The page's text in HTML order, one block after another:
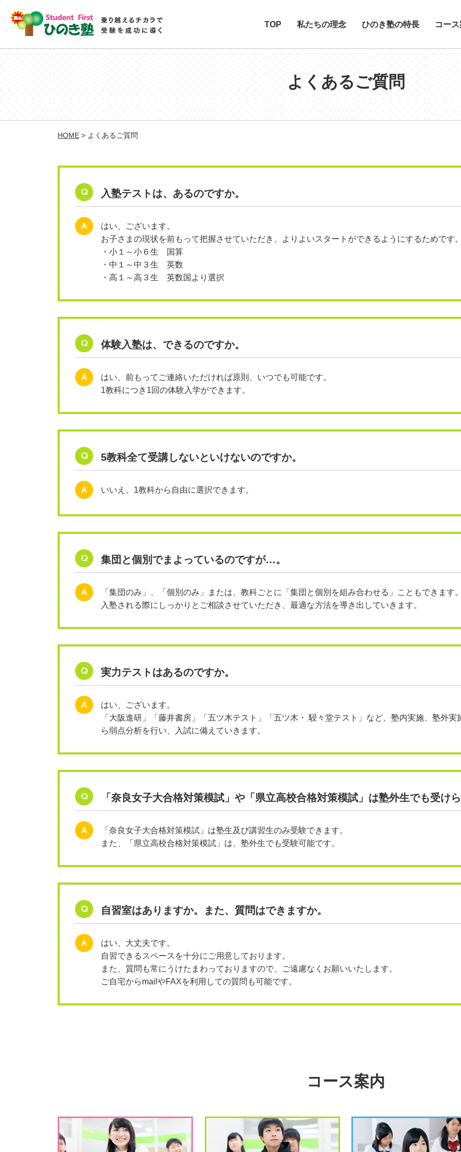
TOP 私たちの理念 ひのき塾の特長 コー
よくあるご質問
HOME > よくあるご質問
Q 入塾テストは、あるのですか。
A
はい、ございます。
お子さまの現状を前もって把握させていただき、よりよいスタートができるようにするためです
・小１～小６生 国算
・中１～中３生 英数
・高１～高３生 英数国より選択
Q 体験入塾は、できるのですか。
A
はい、前もってご連絡いただければ原則、いつでも可能です。
1教科につき1回の体験入学ができます。
Q 5教科全て受講しないといけないのですか。
A いいえ。1教科から自由に選択できます。
Q 集団と個別でまよっているのですが…。
A
「集団のみ」、「個別のみ」または、教科ごとに「集団と個別を組み合わせる」こともできます
入塾される際にしっかりとご相談させていただき、最適な方法を導き出していきます。
Q 実力テストはあるのですか。
A
はい、ございます。
「大阪進研」「藤井書房」「五ツ木テスト」「五ツ木・ 駸々堂テスト」など、塾内実施、塾外
ら弱点分析を行い、入試に備えていきます。
Q 「奈良女子大合格対策模試」や「県立高校合格対策模試」は塾外生でも受け
A
「奈良女子大合格対策模試」は塾生及び講習生のみ受験できます。
また、「県立高校合格対策模試」は、塾外生でも受験可能です。
Q 自習室はありますか。また、質問はできますか。
A
はい、大丈夫です。
自習できるスペースを十分にご用意しております。
また、質問も常にうけたまわっておりますので、ご遠慮なくお願いいたします。
ご自宅からmailやFAXを利用しての質問も可能です。
コース案内